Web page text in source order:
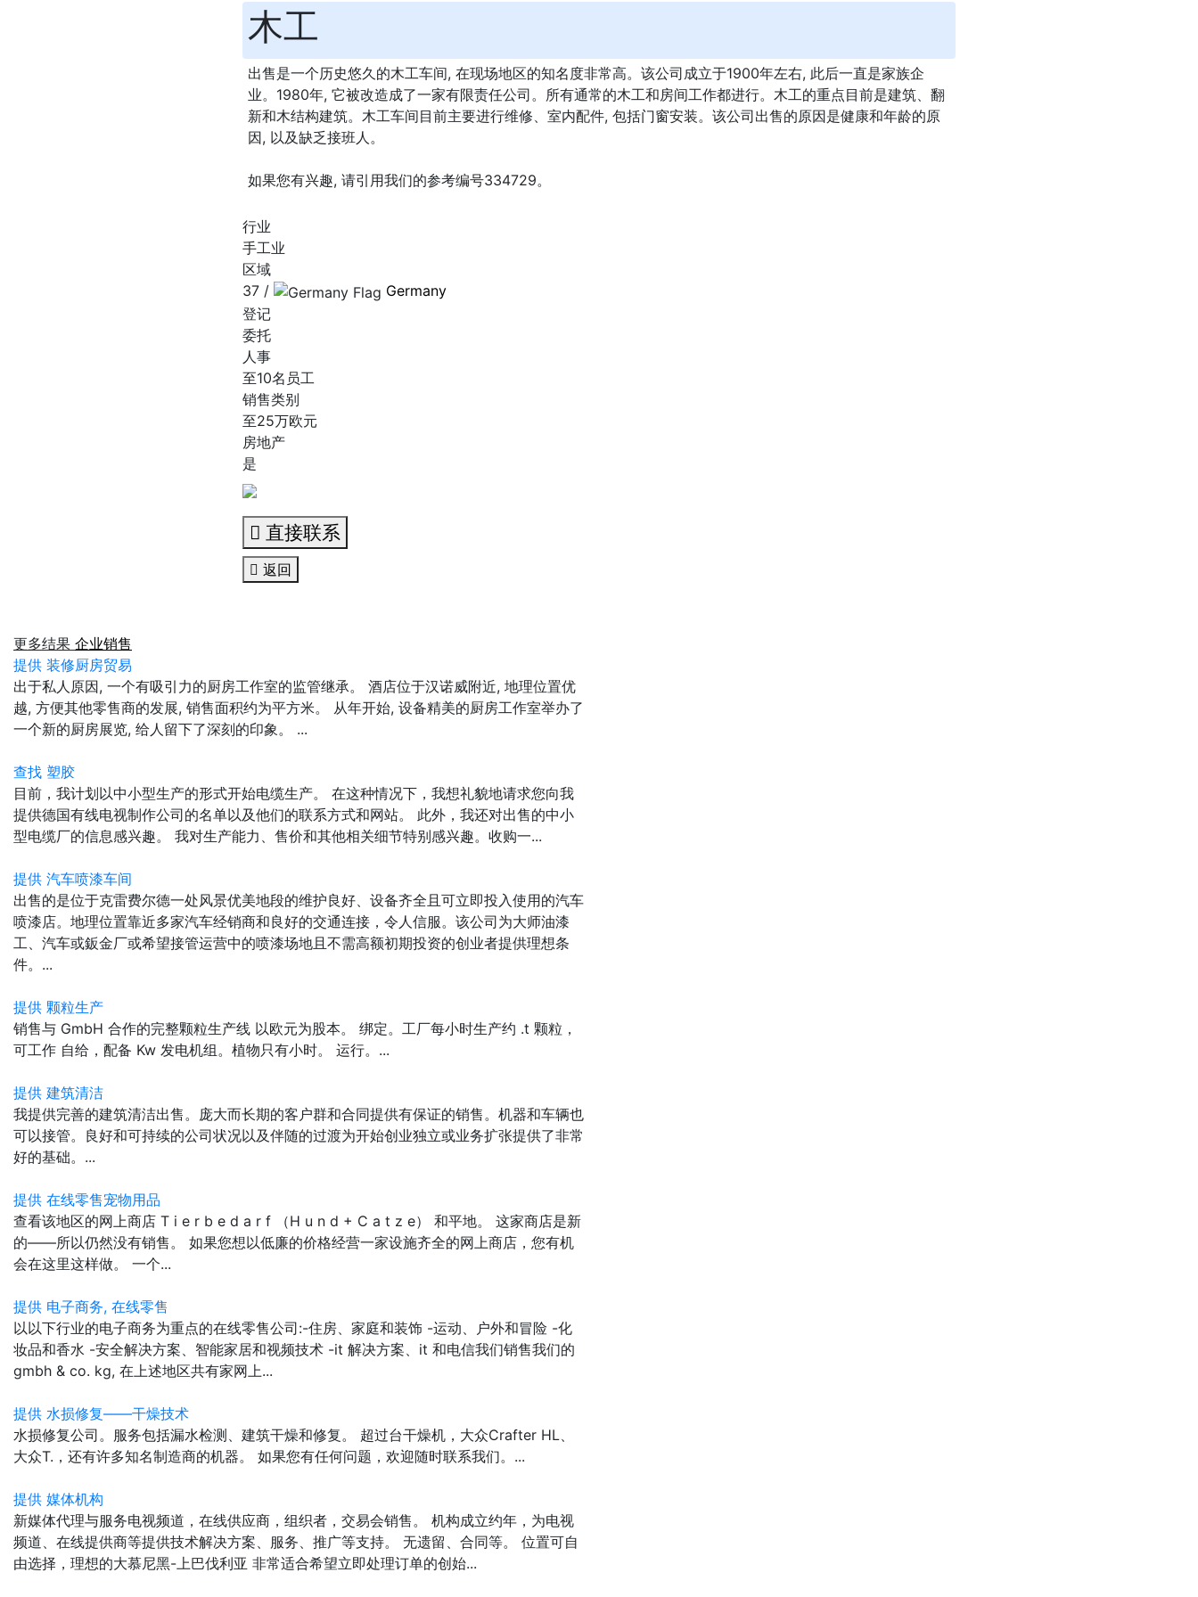
木工
出售是一个历史悠久的木工车间, 在现场地区的知名度非常高。该公司成立于1900年左右, 此后一直是家族企
业。1980年, 它被改造成了一家有限责任公司。所有通常的木工和房间工作都进行。木工的重点目前是建筑、翻
新和木结构建筑。木工车间目前主要进行维修、室内配件, 包括门窗安装。该公司出售的原因是健康和年龄的原
因, 以及缺乏接班人。
如果您有兴趣, 请引用我们的参考编号334729。
行业
手工业
区域
37 /
Germany
登记
委托
人事
至10名员工
销售类别
至25万欧元
房地产
是
直接联系
返回
更多结果 企业销售
提供 装修厨房贸易
出于私人原因, 一个有吸引力的厨房工作室的监管继承。 酒店位于汉诺威附近, 地理位置优
越, 方便其他零售商的发展, 销售面积约为平方米。 从年开始, 设备精美的厨房工作室举办了
一个新的厨房展览, 给人留下了深刻的印象。 ...
查找 塑胶
目前，我计划以中小型生产的形式开始电缆生产。 在这种情况下，我想礼貌地请求您向我
提供德国有线电视制作公司的名单以及他们的联系方式和网站。 此外，我还对出售的中小
型电缆厂的信息感兴趣。 我对生产能力、售价和其他相关细节特别感兴趣。收购一...
提供 汽车喷漆车间
出售的是位于克雷费尔德一处风景优美地段的维护良好、设备齐全且可立即投入使用的汽车
喷漆店。地理位置靠近多家汽车经销商和良好的交通连接，令人信服。该公司为大师油漆
工、汽车或鈑金厂或希望接管运营中的喷漆场地且不需高额初期投资的创业者提供理想条
件。...
提供 颗粒生产
销售与 GmbH 合作的完整颗粒生产线 以欧元为股本。 绑定。工厂每小时生产约 .t 颗粒，
可工作 自给，配备 Kw 发电机组。植物只有小时。 运行。...
提供 建筑清洁
我提供完善的建筑清洁出售。庞大而长期的客户群和合同提供有保证的销售。机器和车辆也
可以接管。良好和可持续的公司状况以及伴随的过渡为开始创业独立或业务扩张提供了非常
好的基础。...
提供 在线零售宠物用品
查看该地区的网上商店 T i e r b e d a r f （H u n d + C a t z e） 和平地。 这家商店是新
的——所以仍然没有销售。 如果您想以低廉的价格经营一家设施齐全的网上商店，您有机
会在这里这样做。 一个...
提供 电子商务, 在线零售
以以下行业的电子商务为重点的在线零售公司:-住房、家庭和装饰 -运动、户外和冒险 -化
妆品和香水 -安全解决方案、智能家居和视频技术 -it 解决方案、it 和电信我们销售我们的
gmbh & co. kg, 在上述地区共有家网上...
提供 水损修复——干燥技术
水损修复公司。服务包括漏水检测、建筑干燥和修复。 超过台干燥机，大众Crafter HL、
大众T.，还有许多知名制造商的机器。 如果您有任何问题，欢迎随时联系我们。...
提供 媒体机构
新媒体代理与服务电视频道，在线供应商，组织者，交易会销售。 机构成立约年，为电视
频道、在线提供商等提供技术解决方案、服务、推广等支持。 无遗留、合同等。 位置可自
由选择，理想的大慕尼黑-上巴伐利亚 非常适合希望立即处理订单的创始...